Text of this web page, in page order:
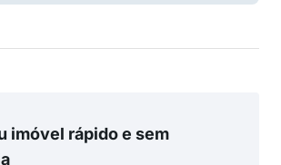
imóvel rápido e sem